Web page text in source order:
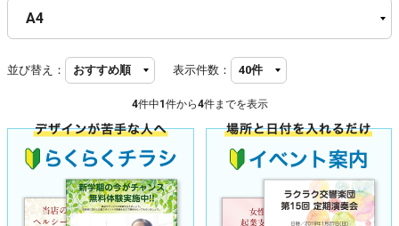
並び替え： 表示件数：
4件中1 件から4件までを表示